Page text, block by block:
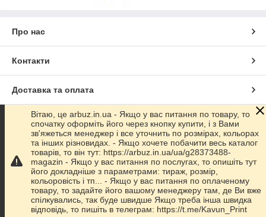
Про нас
Контакти
Доставка та оплата
Графік роботи
Повна версія сайту
Сайт створено на маркетплейсіProm.ua
Політика конфіденційності
Вітаю, це arbuz.in.ua - Якщо у вас питання по товару, то
спочатку оформіть його через кнопку купити, і з Вами
зв'яжеться менеджер і все уточнить по розмірах, кольорах
та інших різновидах. - Якщо хочете побачити весь каталог
товарів, то він тут: https://arbuz.in.ua/ua/g28373488-
magazin - Якщо у вас питання по послугах, то опишіть тут
його докладніше з параметрами: тираж, розмір,
кольоровість і тп... - Якщо у вас питання по оплаченому
товару, то задайте його вашому менеджеру там, де Ви вже
спілкувались, так буде швидше Якщо треба інша швидка
відповідь, то пишіть в телеграм: https://t.me/Kavun_Print